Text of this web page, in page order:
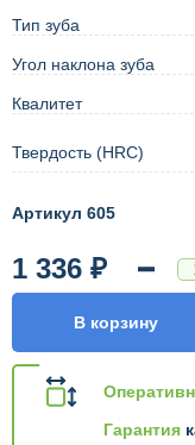
Тип зуба
Угол наклона зуба
Квалитет
Твердость (HRC)
Артикул 605
Гарантия
1 336 ₽
В корзину